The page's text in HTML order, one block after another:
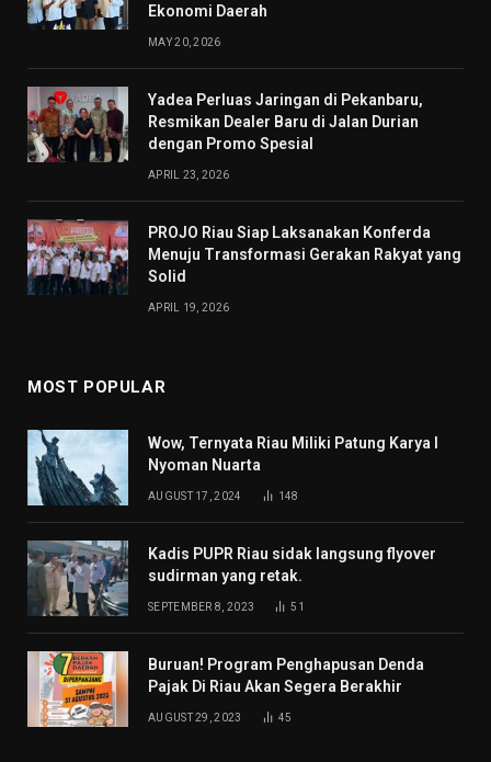
Ekonomi Daerah
MAY 20, 2026
Yadea Perluas Jaringan di Pekanbaru,
Resmikan Dealer Baru di Jalan Durian
dengan Promo Spesial
APRIL 23, 2026
PROJO Riau Siap Laksanakan Konferda
Menuju Transformasi Gerakan Rakyat yang
Solid
APRIL 19, 2026
MOST POPULAR
Wow, Ternyata Riau Miliki Patung Karya I
Nyoman Nuarta
AUGUST 17, 2024 148
Kadis PUPR Riau sidak langsung flyover
sudirman yang retak.
SEPTEMBER 8, 2023 51
Buruan! Program Penghapusan Denda
Pajak Di Riau Akan Segera Berakhir
AUGUST 29, 2023 45